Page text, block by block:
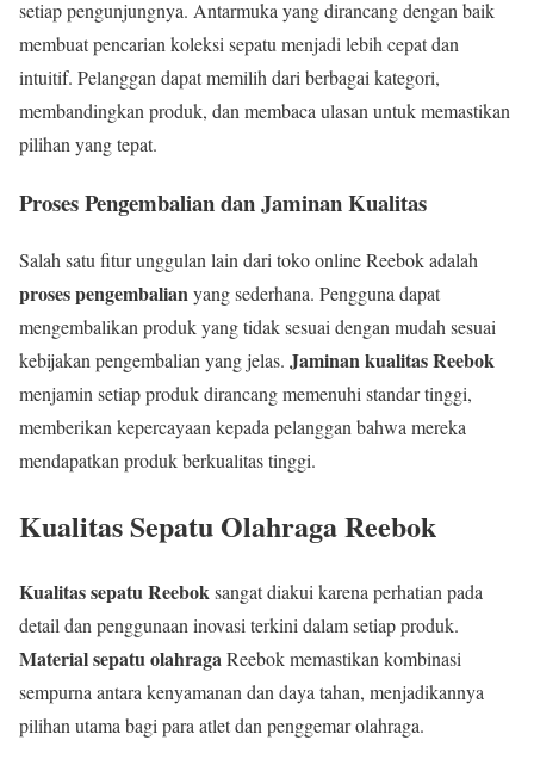
setiap pengunjungnya. Antarmuka yang dirancang dengan baik
membuat pencarian koleksi sepatu menjadi lebih cepat dan
intuitif. Pelanggan dapat memilih dari berbagai kategori,
membandingkan produk, dan membaca ulasan untuk memastikan
pilihan yang tepat.
Proses Pengembalian dan Jaminan Kualitas
Salah satu fitur unggulan lain dari toko online Reebok adalah
proses pengembalianyang sederhana. Pengguna dapat
mengembalikan produk yang tidak sesuai dengan mudah sesuai
kebijakan pengembalian yang jelas. Jaminan kualitas Reebok
menjamin setiap produk dirancang memenuhi standar tinggi,
memberikan kepercayaan kepada pelanggan bahwa mereka
mendapatkan produk berkualitas tinggi.
Kualitas Sepatu Olahraga Reebok
Kualitas sepatu Reeboksangat diakui karena perhatian pada
detail dan penggunaan inovasi terkini dalam setiap produk.
Material sepatu olahragaReebok memastikan kombinasi
sempurna antara kenyamanan dan daya tahan, menjadikannya
pilihan utama bagi para atlet dan penggemar olahraga.